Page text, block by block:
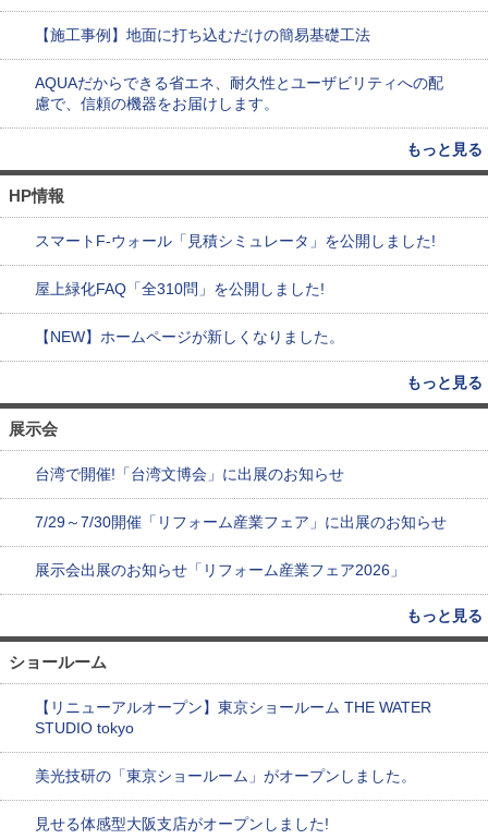
【施工事例】地面に打ち込むだけの簡易基礎工法
AQUAだからできる省エネ、耐久性とユーザビリティへの配
慮で、信頼の機器をお届けします。
もっと見る
HP情報
スマートF-ウォール「見積シミュレータ」を公開しました!
屋上緑化FAQ「全310問」を公開しました!
【NEW】ホームページが新しくなりました。
もっと見る
展示会
台湾で開催!「台湾文博会」に出展のお知らせ
7/29～7/30開催「リフォーム産業フェア」に出展のお知らせ
展示会出展のお知らせ「リフォーム産業フェア2026」
もっと見る
ショールーム
【リニューアルオープン】東京ショールーム THE WATER
STUDIO tokyo
美光技研の「東京ショールーム」がオープンしました。
見せる体感型大阪支店がオープンしました!